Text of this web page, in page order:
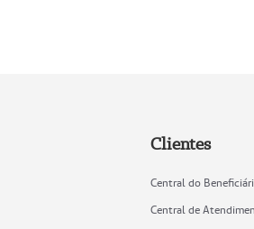
Clientes
Central do
Central de